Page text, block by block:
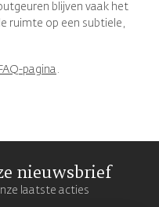
blijven vaak het
ruimte op een subtiele,
FAQ-pagina
nieuwsbrief
laatste acties